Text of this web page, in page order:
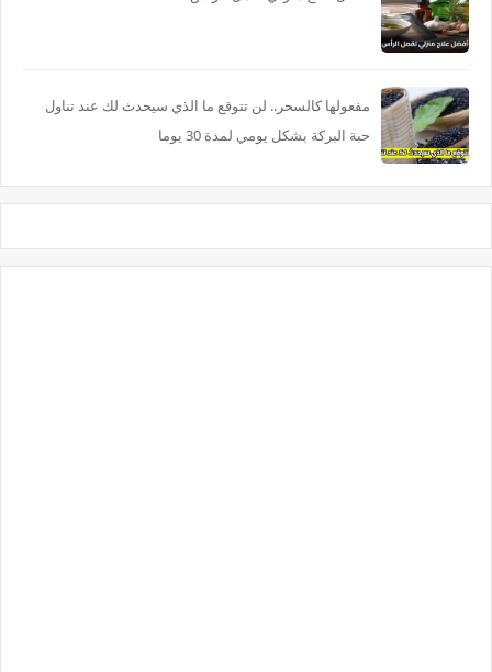
مفعولها كالسحر.. لن تتوقع ما الذي سيحدث لك عند تناول
حبة البركة بشكل يومي لمدة 30 يوما